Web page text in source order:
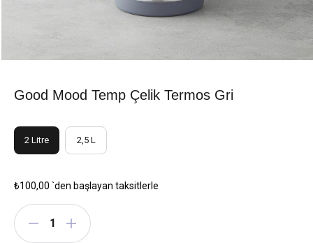
Good Mood Temp Çelik Termos Gri
2 Litre 2,5 L
₺100,00 `den başlayan taksitlerle